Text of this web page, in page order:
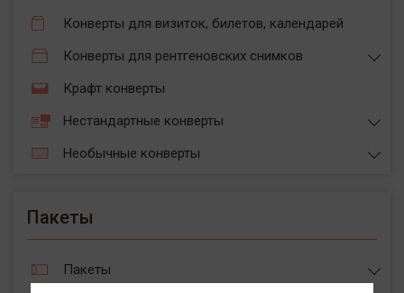
Конверты для визиток, билетов, календарей
Конверты для рентгеновских снимков
Крафт конверты
Нестандартные конверты
Необычные конверты
Пакеты
Пакеты